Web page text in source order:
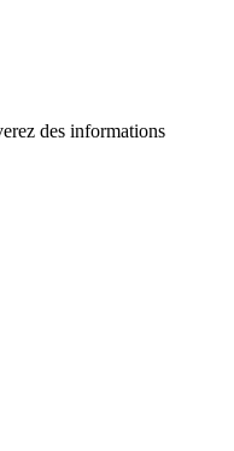
des informations